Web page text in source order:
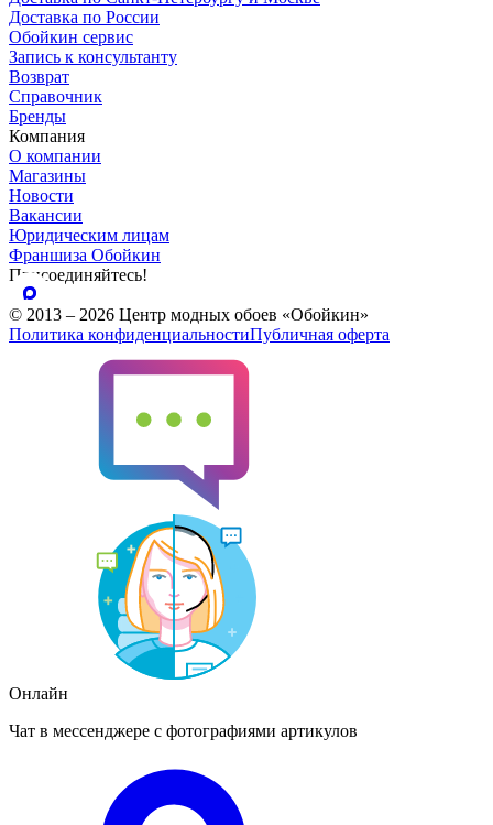
Доставка по России
Обойкин сервис
Запись к консультанту
Возврат
Справочник
Бренды
Компания
О компании
Магазины
Новости
Вакансии
Юридическим лицам
Франшиза Обойкин
Присоединяйтесь!
© 2013 – 2026 Центр модных обоев «Обойкин»
Политика конфиденциальностиПубличная оферта
Онлайн
Чат в мессенджере с фотографиями артикулов